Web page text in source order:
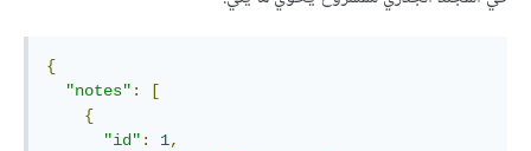
{
"notes" :
[
{
"id" : 1,